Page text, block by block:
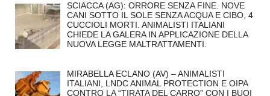
SCIACCA (AG): ORRORE SENZA FINE. NOVE
CANI SOTTO IL SOLE SENZA ACQUA E CIBO, 4
CUCCIOLI MORTI. ANIMALISTI ITALIANI
CHIEDE LA GALERA IN APPLICAZIONE DELLA
NUOVA LEGGE MALTRATTAMENTI.
MIRABELLA ECLANO (AV) – ANIMALISTI
ITALIANI, LNDC ANIMAL PROTECTION E OIPA
CONTRO LA “TIRATA DEL CARRO” CON I BUOI